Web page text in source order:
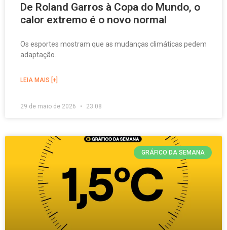
De Roland Garros à Copa do Mundo, o
calor extremo é o novo normal
Os esportes mostram que as mudanças climáticas pedem
adaptação.
LEIA MAIS [+]
29 de maio de 2026 23:08
GRÁFICO DA SEMANA